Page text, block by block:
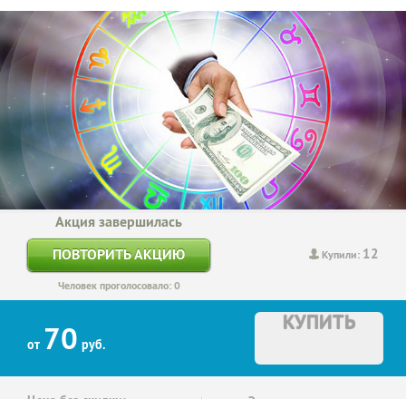
Купили: 12
Акция завершилась
ПОВТОРИТЬ АКЦИЮ
Человек проголосовало: 0
от 70 руб.
КУПИТЬ